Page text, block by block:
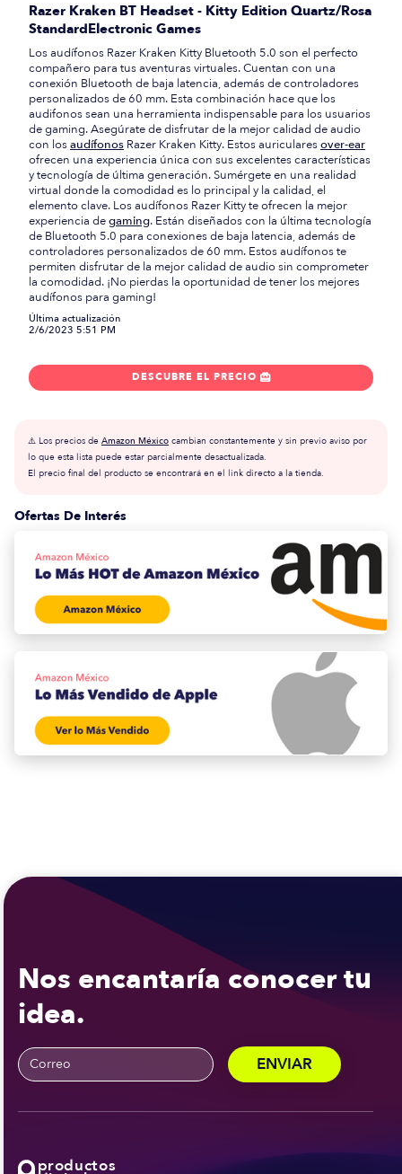
Razer Kraken BT Headset - Kitty Edition Quartz/Rosa
StandardElectronic Games
Los audífonos Razer Kraken Kitty Bluetooth 5.0 son el perfecto
compañero para tus aventuras virtuales. Cuentan con una
conexión Bluetooth de baja latencia, además de controladores
personalizados de 60 mm. Esta combinación hace que los
audifonos sean una herramienta indispensable para los usuarios
de gaming. Asegúrate de disfrutar de la mejor calidad de audio
con losaudífonos Razer Kraken Kitty. Estos auricularesover-ear
ofrecen una experiencia única con sus excelentes características
y tecnología de última generación. Sumérgete en una realidad
virtual donde la comodidad es lo principal y la calidad, el
elemento clave. Los audífonos Razer Kitty te ofrecen la mejor
experiencia degaming. Están diseñados con la última tecnología
de Bluetooth 5.0 para conexiones de baja latencia, además de
controladores personalizados de 60 mm. Estos audífonos te
permiten disfrutar de la mejor calidad de audio sin comprometer
la comodidad. ¡No pierdas la oportunidad de tener los mejores
audífonos para gaming!
Última actualización
2/6/2023 5:51 PM
DESCUBRE EL PRECIO 
⚠️ Los precios de Amazon México cambian constantemente y sin previo aviso por
lo que esta lista puede estar parcialmente desactualizada.
El precio final del producto se encontrará en el link directo a la tienda.
Ofertas De Interés
Nos encantaría conocer tu
idea.
productos